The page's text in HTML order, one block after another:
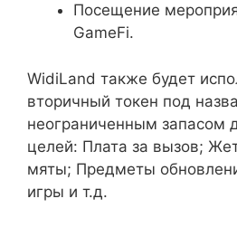
Посещение
GameFi.
WidiLand также будет
вторичный токен под
неограниченным запасом
целей: Плата за вызов;
мяты; Предметы
игры и т.д.